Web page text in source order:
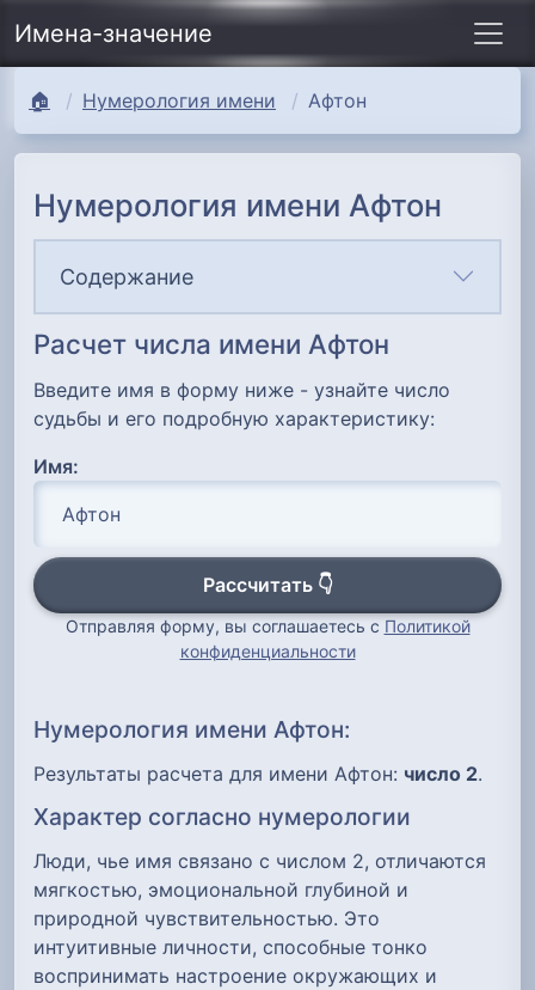
Имена-значение
🏠 Нумерология имени Афтон
Нумерология имени Афтон
Содержание
Расчет числа имени Афтон
Введите имя в форму ниже - узнайте число
судьбы и его подробную характеристику:
Имя:
Рассчитать 👇
Отправляя форму, вы соглашаетесь с Политикой
конфиденциальности
Нумерология имени Афтон:
Результаты расчета для имени Афтон: число 2.
Характер согласно нумерологии
Люди, чье имя связано с числом 2, отличаются
мягкостью, эмоциональной глубиной и
природной чувствительностью. Это
интуитивные личности, способные тонко
воспринимать настроение окружающих и